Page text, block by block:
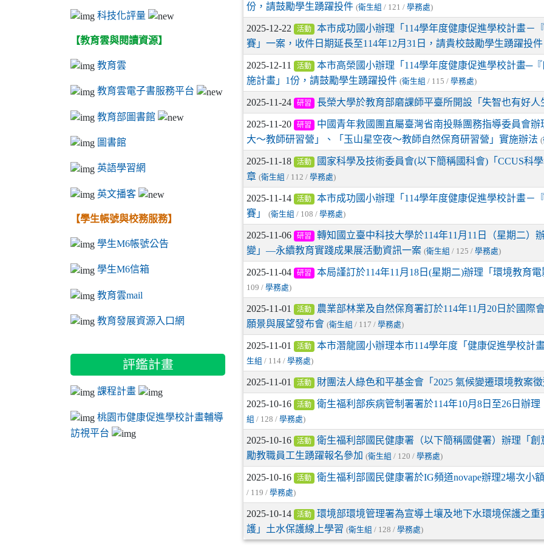
份，請鼓勵學生踴躍投件 (衛生組 / 121 /學務處)
2025-12-22 活動
本市成功國小辦理「114學年度健康促進學校計畫－
賽」一案，收件日期延長至114年12月31日，請貴校鼓勵學生踴躍投件
2025-12-11 活動
本市高榮國小辦理「114學年度健康促進學校計畫─
施計畫」1份，請鼓勵學生踴躍投件 (衛生組 / 115 /學務處)
2025-11-24 研習 長榮大學於教育部磨課師平臺所開設「失智也有好人
2025-11-20 研習
中國青年救國團直屬臺灣省南投縣團務指導委員會
大〜教師研習營」、「玉山星空夜〜教師自然保育研習營」實施辦法 (
2025-11-18 活動
國家科學及技術委員會(以下簡稱國科會)「CCUS科
章 (衛生組 / 112 /學務處)
2025-11-14 活動
本市成功國小辦理「114學年度健康促進學校計畫－
賽」
(衛生組 / 108 /學務處)
2025-11-06 研習
轉知國立臺中科技大學於114年11月11日（星期二）
變」—永續教育實踐成果展活動資訊一案 (衛生組 / 125 /學務處)
2025-11-04 研習 本局謹訂於114年11月18日(星期二)辦理「環境教育
109 /學務處)
2025-11-01 活動
農業部林業及自然保育署訂於114年11月20日於國際
願景與展望發布會 (衛生組 / 117 /學務處)
2025-11-01 活動 本市潛龍國小辦理本市114學年度「健康促進學校計
生組 / 114 /學務處)
2025-11-01 活動 財團法人綠色和平基金會「2025 氣候變遷環境教案
2025-10-16 活動 衛生福利部疾病管制署署於114年10月8日至26日辦
組 / 128 /學務處)
2025-10-16 活動
衛生福利部國民健康署（以下簡稱國健署）辦理「
勵教職員工生踴躍報名參加 (衛生組 / 120 /學務處)
2025-10-16 活動 衛生福利部國民健康署於IG頻道novape辦理2場次小
/ 119 /學務處)
2025-10-14 活動
環境部環境管理署為宣導土壤及地下水環境保護之
護」土水保護線上學習 (衛生組 / 128 /學務處)
科技化評量
【教育雲與閱讀資源】
教育雲
教育雲電子書服務平台
教育部圖書館
圖書館
英語學習網
英文播客
【學生帳號與校務服務】
學生M6帳號公告
學生M6信箱
教育雲mail
教育發展資源入口網
評鑑計畫
課程計畫
桃園市健康促進學校計畫輔導
訪視平台